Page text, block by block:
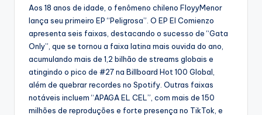
Aos 18 anos de idade, o fenômeno chileno FloyyMenor
lança seu primeiro EP “Peligrosa”. O EP El Comienzo
apresenta seis faixas, destacando o sucesso de “Gata
Only”, que se tornou a faixa latina mais ouvida do ano,
acumulando mais de 1,2 bilhão de streams globais e
atingindo o pico de #27 na Billboard Hot 100 Global,
além de quebrar recordes no Spotify. Outras faixas
notáveis incluem “APAGA EL CEL”, com mais de 150
milhões de reproduções e forte presença no TikTok, e